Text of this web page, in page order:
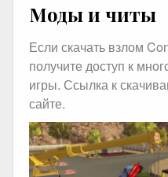
Моды и читы
Если скачать взлом
получите доступ к
игры. Ссылка к
сайте.